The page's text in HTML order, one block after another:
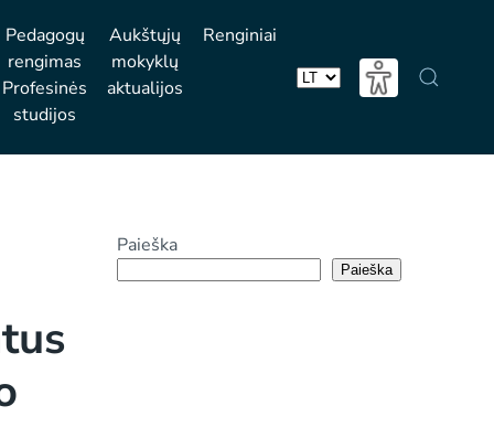
Pedagogų
rengimas
Profesinės
studijos
Aukštųjų
mokyklų
aktualijos
Renginiai
Pasirinkite
Paieška
Paieška